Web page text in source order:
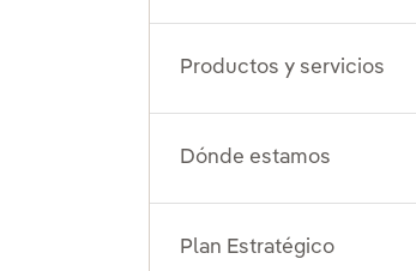
Productos y servicios
Dónde estamos
Plan Estratégico